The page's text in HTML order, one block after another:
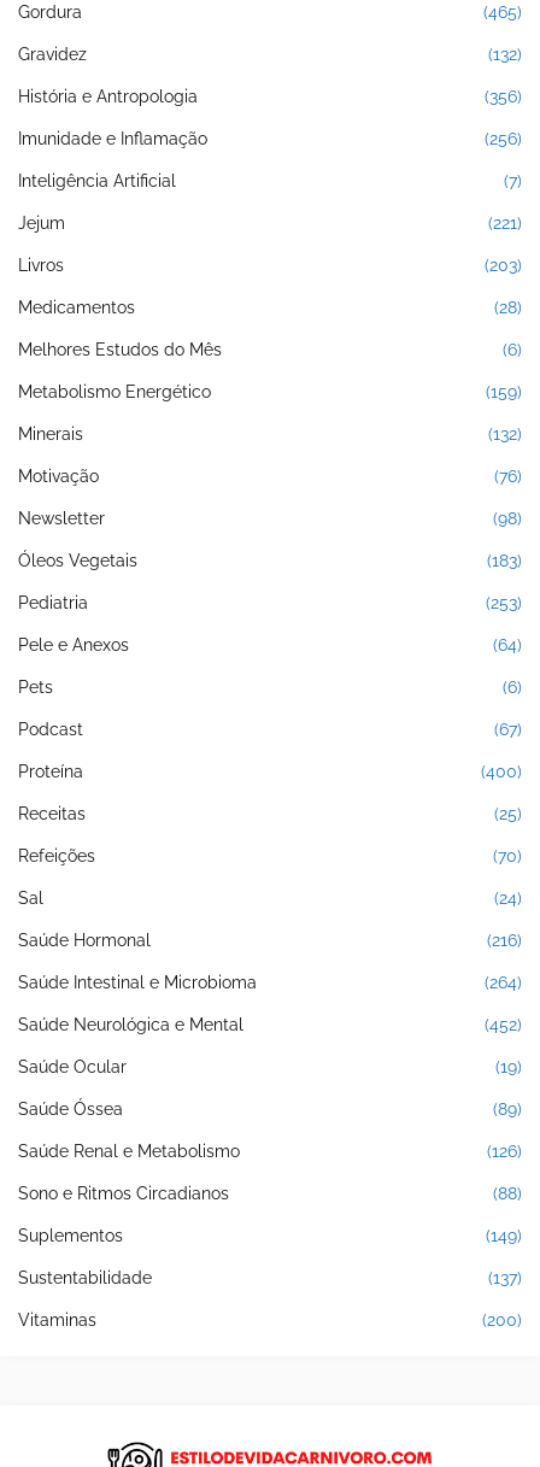
Gordura (465)
Gravidez (132)
História e Antropologia (356)
Imunidade e Inflamação (256)
Inteligência Artificial (7)
Jejum (221)
Livros (203)
Medicamentos (28)
Melhores Estudos do Mês (6)
Metabolismo Energético (159)
Minerais (132)
Motivação (76)
Newsletter (98)
Óleos Vegetais (183)
Pediatria (253)
Pele e Anexos (64)
Pets (6)
Podcast (67)
Proteína (400)
Receitas (25)
Refeições (70)
Sal (24)
Saúde Hormonal (216)
Saúde Intestinal e Microbioma (264)
Saúde Neurológica e Mental (452)
Saúde Ocular (19)
Saúde Óssea (89)
Saúde Renal e Metabolismo (126)
Sono e Ritmos Circadianos (88)
Suplementos (149)
Sustentabilidade (137)
Vitaminas (200)